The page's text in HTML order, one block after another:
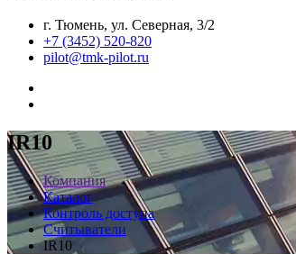
г. Тюмень, ул. Северная, 3/2
+7 (3452) 520-820
pilot@tmk-pilot.ru
IR10
Компания
Каталог
Контроль доступа
Считыватели
IR10